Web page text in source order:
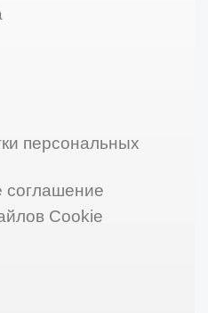
персональных
соглашение
Cookie